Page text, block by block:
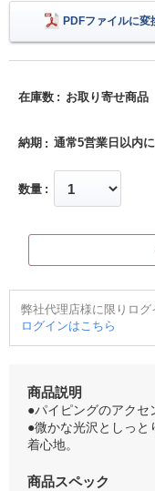
PDFファイルに変
在庫数 お取り寄せ商品
納期 通常5営業日以内
数量
弊社代理店様に限りロ
ログインはこちら
商品説明
●パイピングのアクセ
●微かな光沢としっと
着心地。
商品スペック